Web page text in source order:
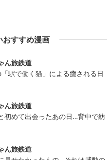
おすすめ漫画
ん旅鉄道
駅で働く猫」による癒される日
ん旅鉄道
初めて出会ったあの日…背中で紡
ん旅鉄道